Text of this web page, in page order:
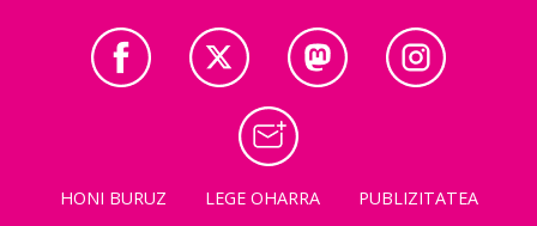
HONI BURUZ LEGE OHARRA
PUBLIZITATEA